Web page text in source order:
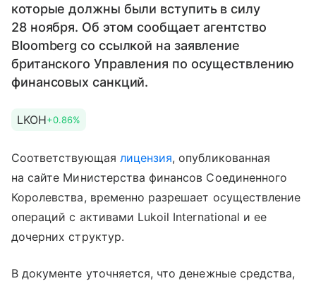
которые должны были вступить в силу
28 ноября. Об этом сообщает агентство
Bloomberg со ссылкой на заявление
британского Управления по осуществлению
финансовых санкций.
LKOH+0.86%
Соответствующая лицензия, опубликованная
на сайте Министерства финансов Соединенного
Королевства, временно разрешает осуществление
операций с активами Lukoil International и ее
дочерних структур.
В документе уточняется, что денежные средства,